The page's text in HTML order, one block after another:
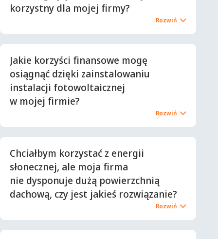
korzystny dla mojej firmy?
Jakie korzyści finansowe mogę
osiągnąć dzięki zainstalowaniu
instalacji fotowoltaicznej
w mojej firmie?
Chciałbym korzystać z energii
słonecznej, ale moja firma
nie dysponuje dużą powierzchnią
dachową, czy jest jakieś rozwiązanie?